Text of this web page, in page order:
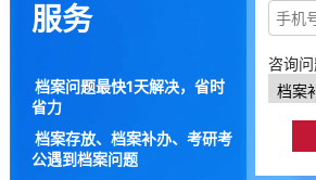
服务
档案问题最快1天解决，省时
省力
档案存放、档案补办、考研考
公遇到档案问题
咨询